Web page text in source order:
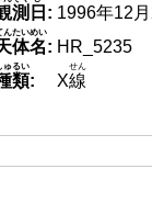
測 日 : 1996年12
体名
んたいめい
: HR_5235
類
ゅるい
: X線
せん